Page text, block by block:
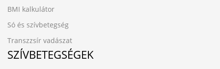
BMI kalkulátor
Só és szívbetegség
Transzzsír vadászat
SZÍVBETEGSÉGEK